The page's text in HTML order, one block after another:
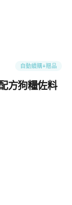
自動續購+贈品
方狗糧佐料